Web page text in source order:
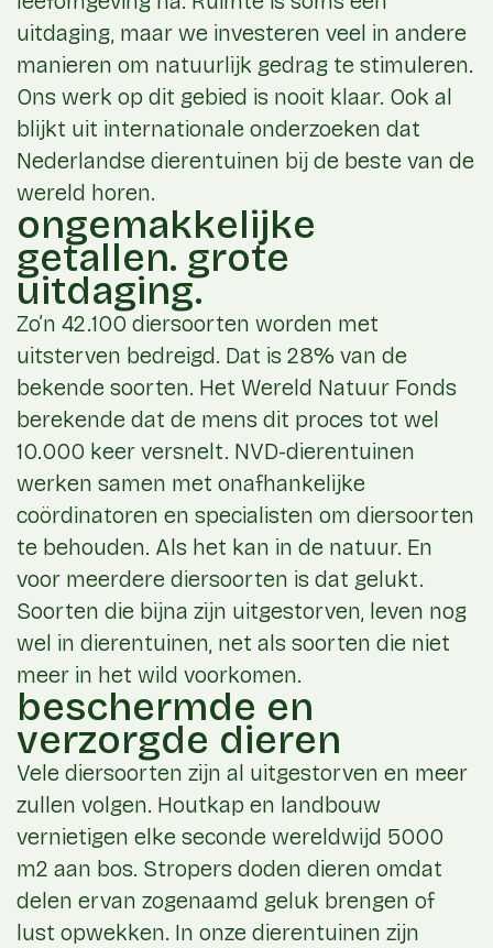
uitdaging, maar we investeren veel in andere
manieren om natuurlijk gedrag te stimuleren.
Ons werk op dit gebied is nooit klaar. Ook al
blijkt uit internationale onderzoeken dat
Nederlandse dierentuinen bij de beste van de
wereld horen.
ongemakkelijke
getallen. grote
uitdaging.
Zo’n 42.100 diersoorten worden met
uitsterven bedreigd. Dat is 28% van de
bekende soorten. Het Wereld Natuur Fonds
berekende dat de mens dit proces tot wel
10.000 keer versnelt. NVD-dierentuinen
werken samen met onafhankelijke
coördinatoren en specialisten om diersoorten
te behouden. Als het kan in de natuur. En
voor meerdere diersoorten is dat gelukt.
Soorten die bijna zijn uitgestorven, leven nog
wel in dierentuinen, net als soorten die niet
meer in het wild voorkomen.
beschermde en
verzorgde dieren
Vele diersoorten zijn al uitgestorven en meer
zullen volgen. Houtkap en landbouw
vernietigen elke seconde wereldwijd 5000
m2 aan bos. Stropers doden dieren omdat
delen ervan zogenaamd geluk brengen of
lust opwekken. In onze dierentuinen zijn